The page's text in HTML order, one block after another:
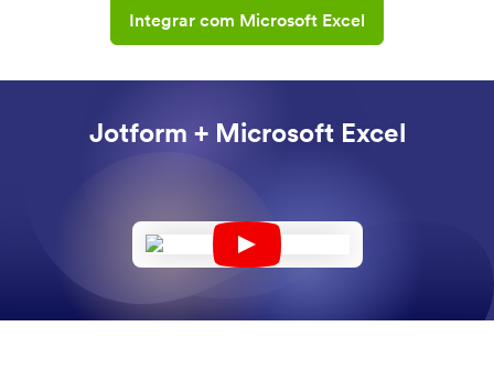
Integrar com Microsoft Excel
Jotform + Microsoft Excel